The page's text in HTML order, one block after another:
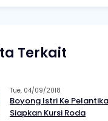
Terkait
Tue, 04/09/2018
Boyong Istri Ke
Siapkan Kursi Roda